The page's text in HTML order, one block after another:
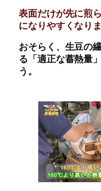
表面だけが先に煎
になりやすくなりま
おそらく、生豆の
る「適正な蓄熱量
う。